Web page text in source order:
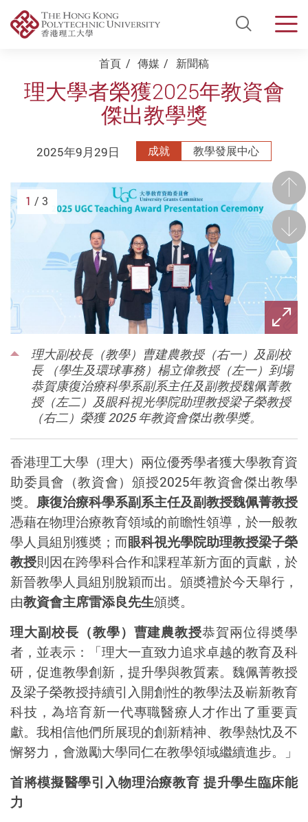
Open
Start main content首頁 傳媒 新聞稿
理大學者榮獲2025年教資會
傑出教學獎
2025年9月29日 成就 教學發展中心
前
理大副校長（教學）曹建農教授（右一）及副校
長 （學生及環球事務）楊立偉教授（左一）到場
恭賀康復治療科學系副系主任及副教授魏佩菁教
授（左二）及眼科視光學院助理教授梁子榮教授
（右二）榮獲 2025 年教資會傑出教學獎。
後一
1 / 3
香港理工大學（理大）兩位優秀學者獲大學教育資
助委員會（教資會）頒授2025年教資會傑出教學
獎。 康復治療科學系副系主任及副教授魏佩菁教授
憑藉在物理治療教育領域的前瞻性領導，於一般教
學人員組別獲奬；而眼科視光學院助理教授梁子榮
教授則因在跨學科合作和課程革新方面的貢獻，於
新晉教學人員組別脫穎而出。頒奬禮於今天舉行，
由教資會主席雷添良先生頒奬。
理大副校長（教學）曹建農教授恭賀兩位得奬學
者，並表示：「理大一直致力追求卓越的教育及科
研，促進教學創新，提升學與教質素。魏佩菁教授
及梁子榮教授持續引入開創性的教學法及嶄新教育
科技，為培育新一代專職醫療人才作出了重要貢
獻。我相信他們所展現的創新精神、教學熱忱及不
懈努力，會激勵大學同仁在教學領域繼續進步。」
首將模擬醫學引入物理治療教育 提升學生臨床能
力